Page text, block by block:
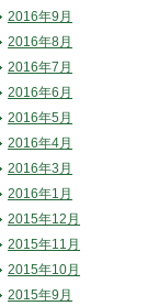
2016年9月
2016年8月
2016年7月
2016年6月
2016年5月
2016年4月
2016年3月
2016年1月
2015年12月
2015年11月
2015年10月
2015年9月